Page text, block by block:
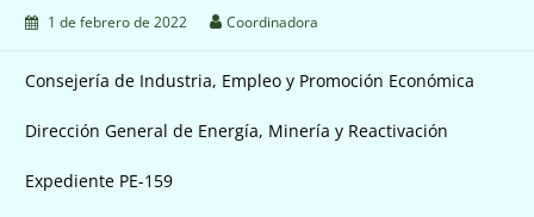
1 de febrero de 2022 Coordinadora
Consejería de Industria, Empleo y Promoción Económica
Dirección General de Energía, Minería y Reactivación
Expediente PE-159